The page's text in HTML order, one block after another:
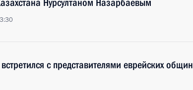
Нурсултаном Назарбаевым
с представителями еврейских общин